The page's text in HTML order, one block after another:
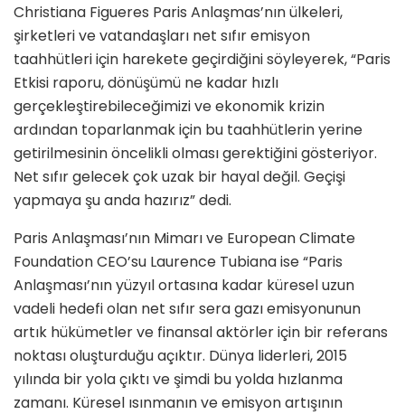
Christiana Figueres Paris Anlaşmas’nın ülkeleri,
şirketleri ve vatandaşları net sıfır emisyon
taahhütleri için harekete geçirdiğini söyleyerek, “Paris
Etkisi raporu, dönüşümü ne kadar hızlı
gerçekleştirebileceğimizi ve ekonomik krizin
ardından toparlanmak için bu taahhütlerin yerine
getirilmesinin öncelikli olması gerektiğini gösteriyor.
Net sıfır gelecek çok uzak bir hayal değil. Geçişi
yapmaya şu anda hazırız” dedi.
Paris Anlaşması’nın Mimarı ve European Climate
Foundation CEO’su Laurence Tubiana ise “Paris
Anlaşması’nın yüzyıl ortasına kadar küresel uzun
vadeli hedefi olan net sıfır sera gazı emisyonunun
artık hükümetler ve finansal aktörler için bir referans
noktası oluşturduğu açıktır. Dünya liderleri, 2015
yılında bir yola çıktı ve şimdi bu yolda hızlanma
zamanı. Küresel ısınmanın ve emisyon artışının